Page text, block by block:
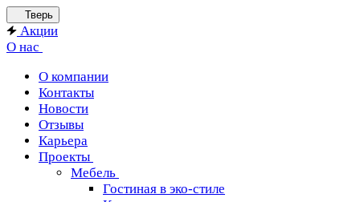
Тверь
Акции
О нас
О компании
Контакты
Новости
Отзывы
Карьера
Проекты
Мебель
Гостиная в эко-стиле